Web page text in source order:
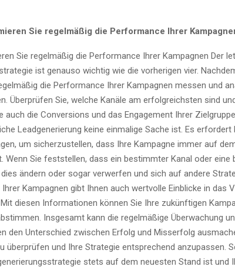
Sie regelmäßig die Performance Ihrer
Sie regelmäßig die Performance Ihrer Kampagnen Der
ist genauso wichtig wie die vorherigen vier.
die Performance Ihrer Kampagnen messen und
Überprüfen Sie, welche Kanäle am erfolgreichsten sind
auch die Conversions und das Engagement Ihrer
Leadgenerierung keine einmalige Sache ist. Es erfordert
um sicherzustellen, dass Ihre Kampagne immer auf
Wenn Sie feststellen, dass ein bestimmter Kanal oder eine
ändern oder sogar verwerfen und sich auf andere
Kampagnen gibt Ihnen auch wertvolle Einblicke in das
diesen Informationen können Sie Ihre zukünftigen
Insgesamt kann die regelmäßige Überwachung
den Unterschied zwischen Erfolg und Misserfolg
überprüfen und Ihre Strategie entsprechend anzupassen.
stets auf dem neuesten Stand ist und